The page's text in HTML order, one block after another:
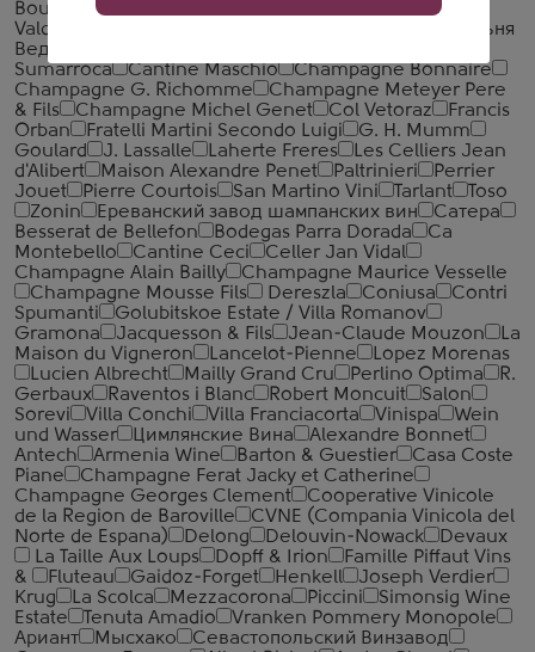
Bouillot
Mestres
Valdivieso
Винодельня
Ведерниковъ
Sumarroca
Cantine Maschio
Champagne Bonnaire
Champagne G. Richomme
Champagne Meteyer Pere
& Fils
Champagne Michel Genet Col Vetoraz
Francis
Orban
Fratelli Martini Secondo Luigi
G. H. Mumm
Goulard
J. Lassalle Laherte Freres
Les Celliers Jean
d'Alibert
Maison Alexandre Penet Paltrinieri
Perrier
Jouet
Pierre Courtois San Martino Vini Tarlant
Toso
Zonin
Ереванский завод шампанских вин
Сатера
Besserat de Bellefon
Bodegas Parra Dorada
Ca
Montebello
Cantine Ceci
Celler Jan Vidal
Champagne Alain Bailly
Champagne Maurice Vesselle
Champagne Mousse Fils
Dereszla Coniusa
Contri
Spumanti
Golubitskoe Estate / Villa Romanov
Gramona
Jacquesson & Fils Jean-Claude Mouzon
La
Maison du Vigneron
Lancelot-Pienne
Lopez Morenas
Lucien Albrecht
Mailly Grand Cru Perlino Optima
R.
Gerbaux
Raventos i Blanc Robert Moncuit
Salon
Sorevi
Villa Conchi Villa Franciacorta Vinispa
Wein
und Wasser
Цимлянские Вина
Alexandre Bonnet
Antech
Armenia Wine Barton & Guestier
Casa Coste
Piane
Champagne Ferat Jacky et Catherine
Champagne Georges Clement
Cooperative Vinicole
de la Region de Baroville
CVNE (Compania Vinicola del
Norte de Espana)
Delong Delouvin-Nowack
Devaux
La Taille Aux Loups
Dopff & Irion
Famille Piffaut Vins
&
Fluteau Gaidoz-Forget Henkell
Joseph Verdier
Krug
La Scolca Mezzacorona Piccini
Simonsig Wine
Estate
Tenuta Amadio
Vranken Pommery Monopole
Ариант
Мысхако
Севастопольский Винзавод